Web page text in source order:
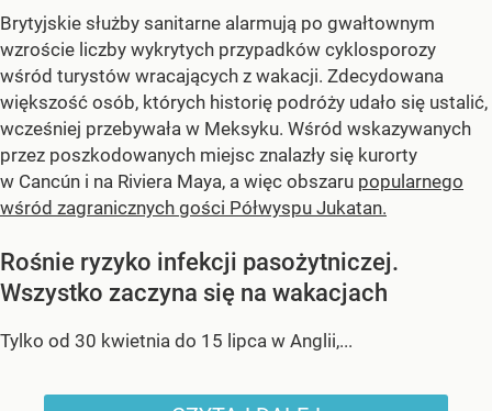
Brytyjskie służby sanitarne alarmują po gwałtownym
wzroście liczby wykrytych przypadków cyklosporozy
wśród turystów wracających z wakacji. Zdecydowana
większość osób, których historię podróży udało się ustalić,
wcześniej przebywała w Meksyku. Wśród wskazywanych
przez poszkodowanych miejsc znalazły się kurorty
w Cancún i na Riviera Maya, a więc obszaru popularnego
wśród zagranicznych gości Półwyspu Jukatan.
Rośnie ryzyko infekcji pasożytniczej.
Wszystko zaczyna się na wakacjach
Tylko od 30 kwietnia do 15 lipca w Anglii,...